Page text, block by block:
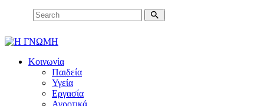
Κοινωνία
Παιδεία
Υγεία
Εργασία
Αγροτικά